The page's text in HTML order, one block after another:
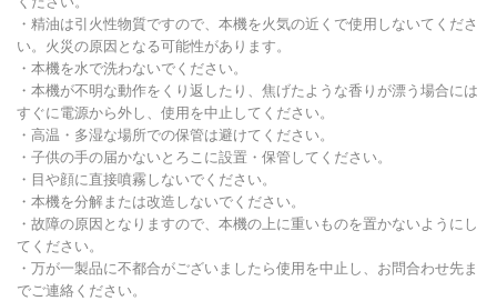
・精油は引火性物質ですので、本機を火気の近くで使用しないてくださ
い。火災の原因となる可能性があります。
・本機を水で洗わないでください。
・本機が不明な動作をくり返したり、焦げたような香りが漂う場合には
すぐに電源から外し、使用を中止してください。
・高温・多湿な場所での保管は避けてください。
・子供の手の届かないとろこに設置・保管してください。
・目や顔に直接噴霧しないでください。
・本機を分解または改造しないでください。
・故障の原因となりますので、本機の上に重いものを置かないようにし
てください。
・万が一製品に不都合がございましたら使用を中止し、お問合わせ先ま
でご連絡ください。